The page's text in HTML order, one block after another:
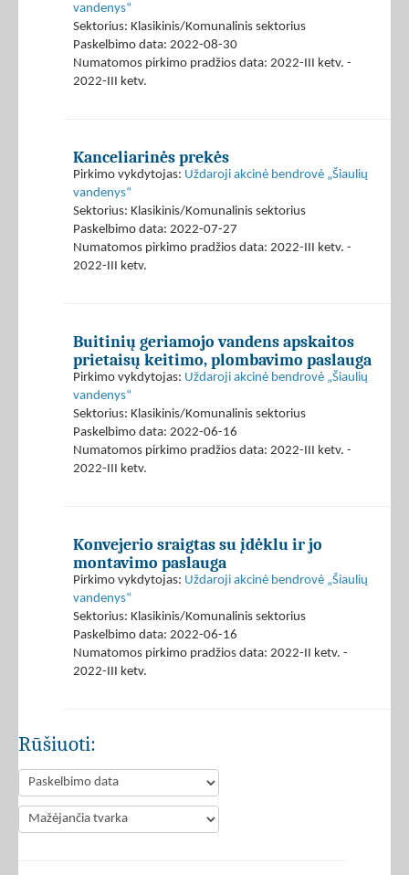
vandenys“
Sektorius: Klasikinis/Komunalinis sektorius
Paskelbimo data: 2022-08-30
Numatomos pirkimo pradžios data: 2022-III ketv. -
2022-III ketv.
Kanceliarinės prekės
Pirkimo vykdytojas: Uždaroji akcinė bendrovė „Šiaulių
vandenys“
Sektorius: Klasikinis/Komunalinis sektorius
Paskelbimo data: 2022-07-27
Numatomos pirkimo pradžios data: 2022-III ketv. -
2022-III ketv.
Buitinių geriamojo vandens apskaitos
prietaisų keitimo, plombavimo paslauga
Pirkimo vykdytojas: Uždaroji akcinė bendrovė „Šiaulių
vandenys“
Sektorius: Klasikinis/Komunalinis sektorius
Paskelbimo data: 2022-06-16
Numatomos pirkimo pradžios data: 2022-III ketv. -
2022-III ketv.
Konvejerio sraigtas su įdėklu ir jo
montavimo paslauga
Pirkimo vykdytojas: Uždaroji akcinė bendrovė „Šiaulių
vandenys“
Sektorius: Klasikinis/Komunalinis sektorius
Paskelbimo data: 2022-06-16
Numatomos pirkimo pradžios data: 2022-II ketv. -
2022-III ketv.
Rūšiuoti: